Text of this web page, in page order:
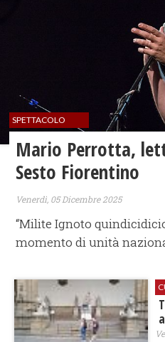
SPETTACOLO
Mario Perrotta,
Sesto Fiorentino
Venerdì, 05 Dicembre 2025
“Milite Ignoto
momento di unità